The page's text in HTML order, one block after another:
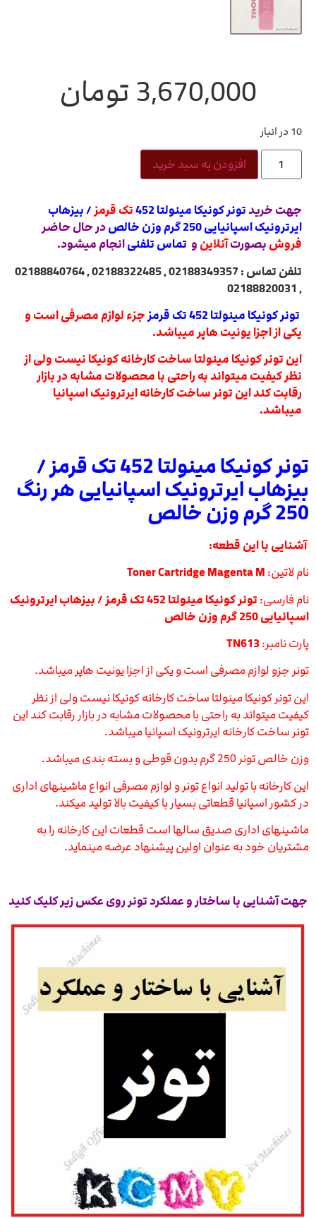
3,670,000 تومان
10 در انبار
افزودن به سبد خرید
جهت خریدتونر کونیکا مینولتا 452 تک قرمز/ بیزهاب
ایرترونیک اسپانیایی 250 گرم وزن خالص
در حال حاضر
فروش بصورتآنلاین و تماس تلفنیانجام میشود.
تلفن تماس : 02188349357 , 02188322485 , 02188840764
, 02188820031
تونر کونیکا مینولتا 452 تک قرمز
جزء لوازم مصرفی است و
یکی از اجزا یونیت هاپر میباشد.
این تونر کونیکا مینولتا ساخت کارخانه کونیکا نیست ولی از
نظر کیفیت میتواند به راحتی با محصولات مشابه در بازار
رقابت کند این تونر ساخت کارخانه ایرترونیک اسپانیا
میباشد.
تونر کونیکا مینولتا 452 تک قرمز /
بیزهاب ایرترونیک اسپانیایی هر رنگ
250 گرم وزن خالص
آشنایی با این قطعه:
نام لاتین:
نام فارسی:
تونر کونیکا مینولتا 452 تک قرمز / بیزهاب ایرترونیک
اسپانیایی 250 گرم وزن خالص
پارت نامبر:TN613
تونر جزو لوازم مصرفی است و یکی از اجزا یونیت هاپر میباشد.
این تونر کونیکا مینولتا ساخت کارخانه کونیکا نیست ولی از نظر
کیفیت میتواند به راحتی با محصولات مشابه در بازار رقابت کند این
تونر ساخت کارخانه ایرترونیک اسپانیا میباشد.
وزن خالص تونر 250 گرم بدون قوطی و بسته بندی میباشد.
این کارخانه با تولید انواع تونر و لوازم مصرفی انواع ماشینهای اداری
در کشور اسپانیا قطعاتی بسیار با کیفیت بالا تولید میکند.
ماشینهای اداری صدیق سالها است قطعات این کارخانه را به
مشتریان خود به عنوان اولین پیشنهاد عرضه مینماید.
جهت آشنایی با ساختار و عملکرد تونر روی عکس زیر کلیک کنید